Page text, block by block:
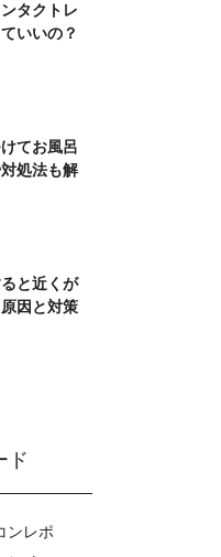
タクトレ
いいの？
てお風呂
処法も解
と近くが
因と対策
ド
ンレポ